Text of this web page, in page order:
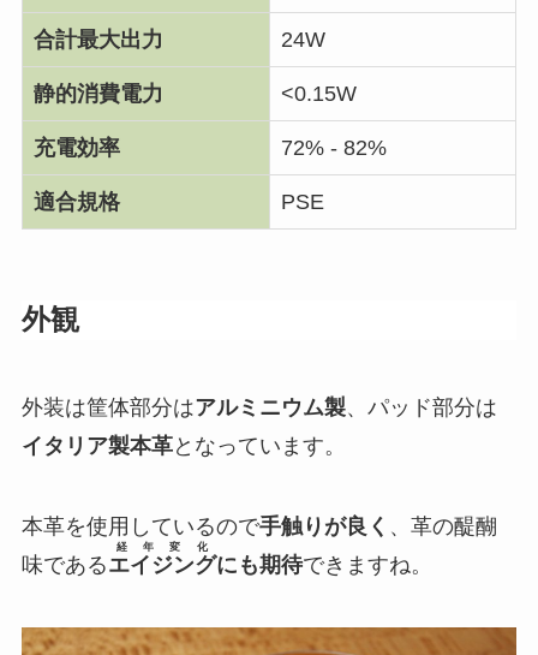
合計最大出力 24W
静的消費電力 <0.15W
充電効率 72% - 82%
適合規格 PSE
外観
外装は筐体部分はアルミニウム製、パッド部分は
イタリア製本革となっています。
本革を使用しているので手触りが良く 、革の醍醐
味であるエイジング
経年変化
にも期待できますね。